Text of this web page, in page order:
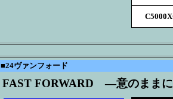
■24ヴァンフォード
FAST FORWARD ―意のまま